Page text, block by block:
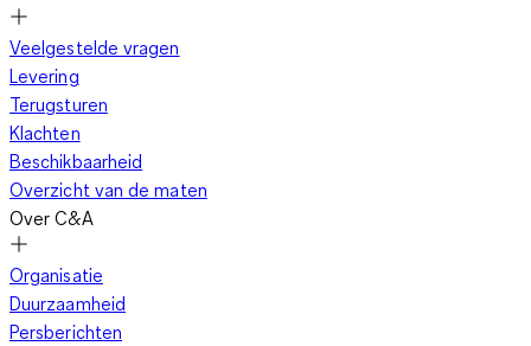
Veelgestelde vragen
Levering
Terugsturen
Klachten
Beschikbaarheid
Overzicht van de maten
Over C&A
Organisatie
Duurzaamheid
Persberichten